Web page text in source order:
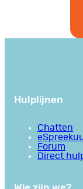
Hulplijnen
Chatten
Forum
Direct